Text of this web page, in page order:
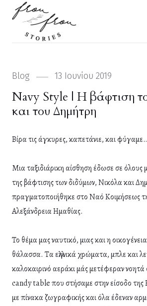
FROU FROU STORIES
Categories
Blog
Posted
on
13 Ιουνίου 2019
Navy Style | Η βάφτιση
και του Δημήτρη
Βίρα τις άγκυρες, καπετάνιε, και
Μια ταξιδιάρικη αίσθηση έδωσε σε όλους
της βάφτισης των διδύμων, Νικόλα και
πραγματοποιήθηκε στο Ναό Κοιμήσεως
Αλεξάνδρεια Ημαθίας.
Το θέμα μας ναυτικό, μιας και η
θάλασσα. Τα ελληνικά χρώματα, μπλε και
καλοκαιρινό αεράκι μάς μετέφεραν νοητά
candy table που στήσαμε στην είσοδο της
με πίνακα ζωγραφικής και όλα έδεναν